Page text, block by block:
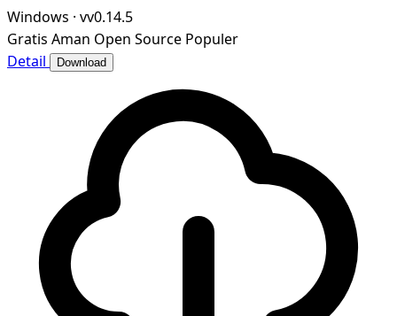
Windows · vv0.14.5
Gratis Aman Open Source Populer
Detail
Download